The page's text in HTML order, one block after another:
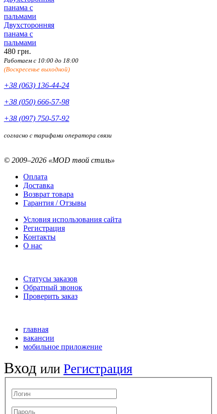
Двухсторонняя
панама с
пальмами
480 грн.
Работаем с 10:00 до 18:00
(Воскресенье выходной)
+38 (063) 136-44-24
+38 (050) 666-57-98
+38 (097) 750-57-92
согласно с тарифами оператора связи
© 2009–2026 «MOD твой стиль»
Оплата
Доставка
Возврат товара
Гарантия / Отзывы
Условия использования сайта
Регистрация
Контакты
О нас
Статусы заказов
Обратный звонок
Проверить заказ
главная
вакансии
мобильное приложение
Вход или Регистрация